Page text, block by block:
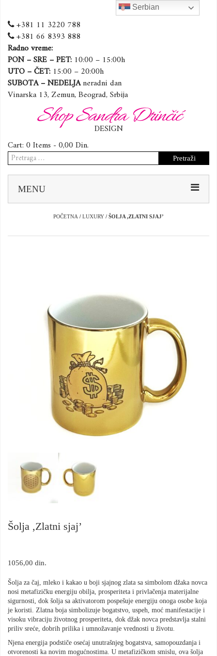
+381 11 3220 788
+381 66 8393 888
Radno vreme:
PON – SRE – PET: 10:00 – 15:00h
UTO – ČET: 15:00 – 20:00h
SUBOTA – NEDELJAneradni dan
Vinarska 13, Zemun, Beograd, Srbija
Shop Sandra Drinčić
DESIGN
Cart: 0 Items -0,00 Din.
Pretraga
za:
MENU
POČETNA / LUXURY / ŠOLJA ,ZLATNI SJAJ’
Šolja ,Zlatni sjaj’
1056,00 din.
Šolja za čaj, mleko i kakao u boji sjajnog zlata sa simbolom džaka novca
nosi metafizičku energiju obilja, prosperiteta i privlačenja materijalne
sigurnosti, dok šolja sa aktivatorom pospešuje energiju onoga osobe koja
je koristi. Zlatna boja simbolizuje bogatstvo, uspeh, moć manifestacije i
visoku vibraciju životnog prosperiteta, dok džak novca predstavlja stalni
priliv sreće, dobrih prilika i umnožavanje vrednosti u životu.
Njena energija podstiče osećaj unutrašnjeg bogatstva, samopouzdanja i
otvorenosti ka novim mogućnostima. U metafizičkom smislu, ova šolja
Serbian